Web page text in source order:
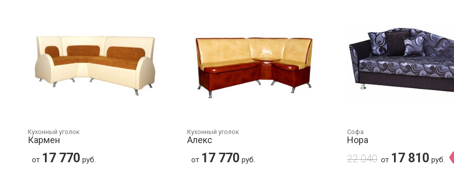
Кухонный уголок
Кармен
от 17 770 руб.
Кухонный уголок
Алекс
от 17 770 руб.
Софа
Нора
22 040 от 17 810 руб.